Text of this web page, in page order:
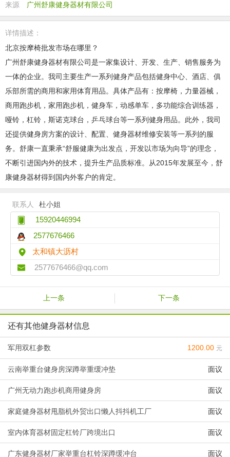
来源
广州舒康健身器材有限公司
详情描述：
北京按摩椅批发市场在哪里？
广州舒康健身器材有限公司是一家集设计、开发、生产、销售服务为
一体的企业。我司主要生产一系列健身产品包括健身中心、酒店、俱
乐部所需的商用和家用体育用品。具体产品有：按摩椅，力量器械，
商用跑步机，家用跑步机，健身车，动感单车，多功能综合训练器，
哑铃，杠铃，斯诺克球台，乒乓球台等一系列健身用品。此外，我司
还提供健身房方案的设计、配置、健身器材维修安装等一系列的服
务。舒康一直秉承“舒服健康为出发点，开发以市场为向导”的理念，
不断引进国内外的技术，提升生产品质标准。从2015年发展至今，舒
康健身器材得到国内外客户的肯定。
联系人 杜小姐
15920446994
2577676466
太和镇大沥村
2577676466@qq.com
上一条 下一条
还有其他健身器材信息
军用双杠参数 1200.00 元
云南举重台健身房深蹲举重缓冲垫 面议
广州无动力跑步机商用健身房 面议
家庭健身器材甩脂机外贸出口懒人抖抖机工厂 面议
室内体育器材固定杠铃厂跨境出口 面议
广东健身器材厂家举重台杠铃深蹲缓冲台 面议